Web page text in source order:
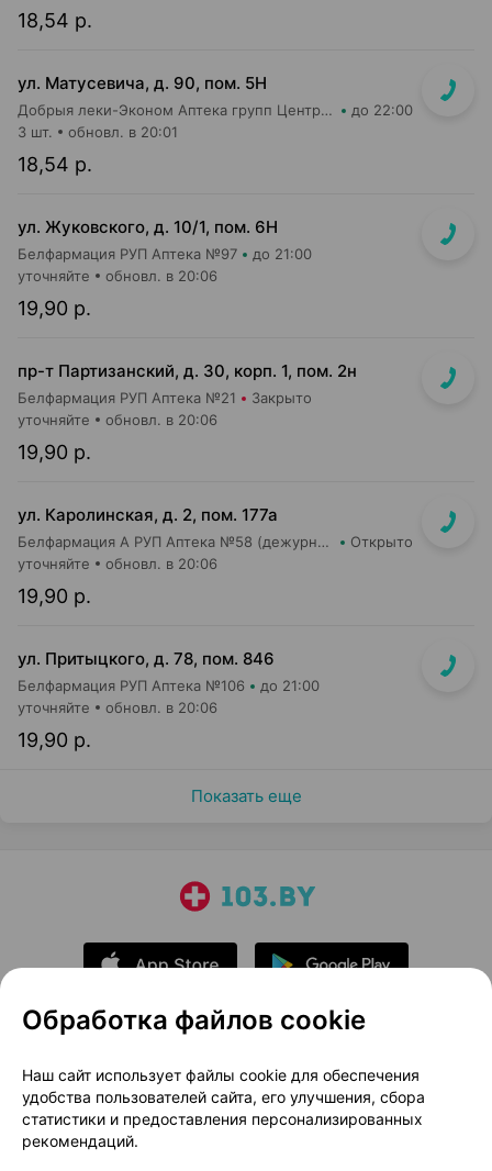
18,54 р.
ул. Матусевича, д. 90, пом. 5Н
Добрыя леки-Эконом Аптека групп Центр ООО Аптека №17 до 22:00
18,54 р.
3 шт. обновл. в 20:01
ул. Жуковского, д. 10/1, пом. 6Н
Белфармация РУП Аптека №97 до 21:00
19,90 р.
уточняйте обновл. в 20:06
пр-т Партизанский, д. 30, корп. 1, пом. 2н
Белфармация РУП Аптека №21 Закрыто
19,90 р.
уточняйте обновл. в 20:06
ул. Каролинская, д. 2, пом. 177а
Белфармация А РУП Аптека №58 (дежурная) Открыто
19,90 р.
уточняйте обновл. в 20:06
ул. Притыцкого, д. 78, пом. 846
Белфармация РУП Аптека №106 до 21:00
19,90 р.
уточняйте обновл. в 20:06
Показать еще
О проекте
Новости проекта
Размещение рекламы
Медицинский маркетинг
Публичный договор
Доставка
Обработка файлов cookie
Наш сайт использует файлы cookie для обеспечения
удобства пользователей сайта, его улучшения, сбора
статистики и предоставления персонализированных
рекомендаций.